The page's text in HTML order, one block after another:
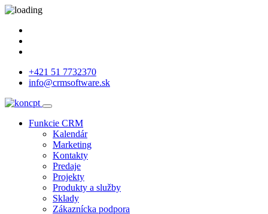
+421 51 7732370
info@crmsoftware.sk
Funkcie CRM
Kalendár
Marketing
Kontakty
Predaje
Projekty
Produkty a služby
Sklady
Zákaznícka podpora